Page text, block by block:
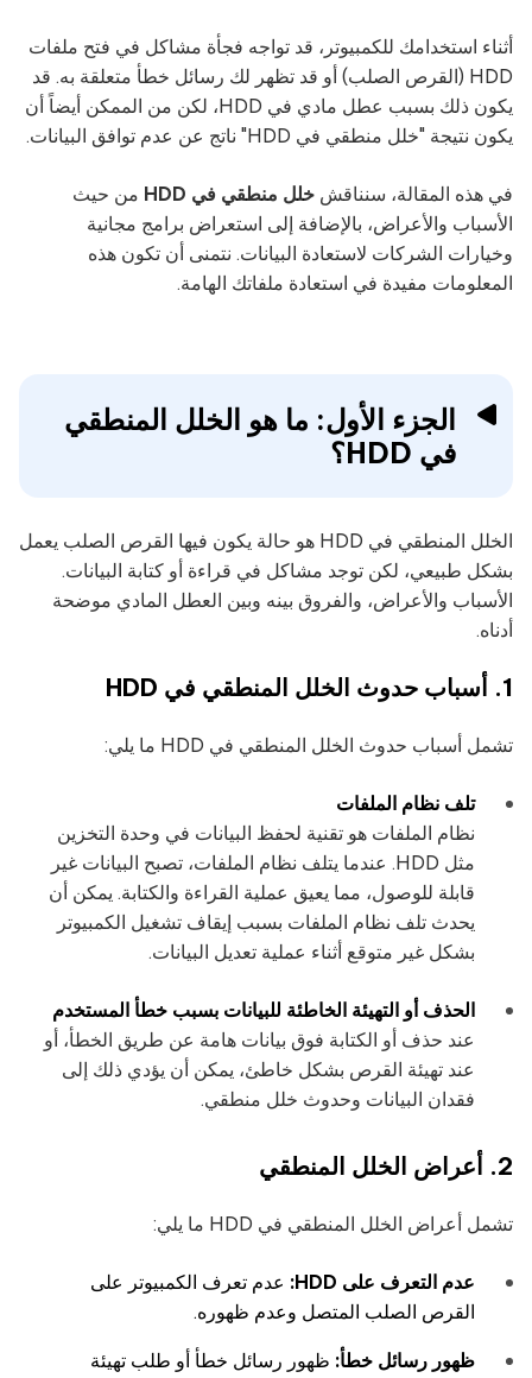
أثناء استخدامك للكمبيوتر، قد تواجه فجأة مشاكل في فتح ملفات
HDD (القرص الصلب) أو قد تظهر لك رسائل خطأ متعلقة به. قد
يكون ذلك بسبب عطل مادي في HDD، لكن من الممكن أيضاً أن
يكون نتيجة "خلل منطقي في HDD" ناتج عن عدم توافق البيانات.
في هذه المقالة، سنناقش خلل منطقي في HDD
من حيث
الأسباب والأعراض، بالإضافة إلى استعراض برامج مجانية
وخيارات الشركات لاستعادة البيانات. نتمنى أن تكون هذه
المعلومات مفيدة في استعادة ملفاتك الهامة.
الجزء الأول: ما هو الخلل المنطقي
في HDD؟
الخلل المنطقي في HDD هو حالة يكون فيها القرص الصلب يعمل
بشكل طبيعي، لكن توجد مشاكل في قراءة أو كتابة البيانات.
الأسباب والأعراض، والفروق بينه وبين العطل المادي موضحة
أدناه.
1. أسباب حدوث الخلل المنطقي في HDD
تشمل أسباب حدوث الخلل المنطقي في HDD ما يلي:
تلف نظام الملفات
نظام الملفات هو تقنية لحفظ البيانات في وحدة التخزين
مثل HDD. عندما يتلف نظام الملفات، تصبح البيانات غير
قابلة للوصول، مما يعيق عملية القراءة والكتابة. يمكن أن
يحدث تلف نظام الملفات بسبب إيقاف تشغيل الكمبيوتر
بشكل غير متوقع أثناء عملية تعديل البيانات.
الحذف أو التهيئة الخاطئة للبيانات بسبب خطأ المستخدم
عند حذف أو الكتابة فوق بيانات هامة عن طريق الخطأ، أو
عند تهيئة القرص بشكل خاطئ، يمكن أن يؤدي ذلك إلى
فقدان البيانات وحدوث خلل منطقي.
2. أعراض الخلل المنطقي
تشمل أعراض الخلل المنطقي في HDD ما يلي:
عدم التعرف على HDD:
عدم تعرف الكمبيوتر على
القرص الصلب المتصل وعدم ظهوره.
ظهور رسائل خطأ: ظهور رسائل خطأ أو طلب تهيئة